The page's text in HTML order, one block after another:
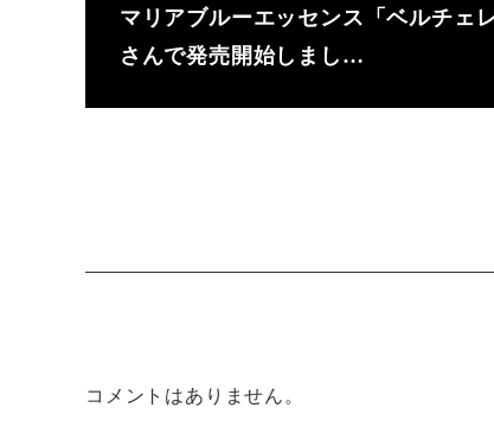
マリアブルーエッセンス「ベルチェレ
さんで発売開始しまし…
コメントはありません。